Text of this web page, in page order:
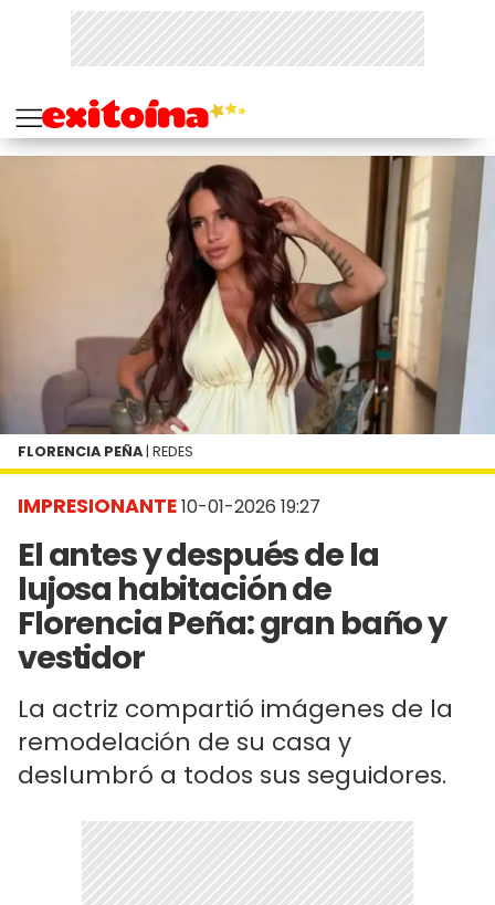
IMPRESIONANTE10-01-2026 19:27
El antes y después de la
lujosa habitación de
Florencia Peña: gran baño y
vestidor
La actriz compartió imágenes de la
remodelación de su casa y
deslumbró a todos sus seguidores.
FLORENCIA PEÑA | REDES